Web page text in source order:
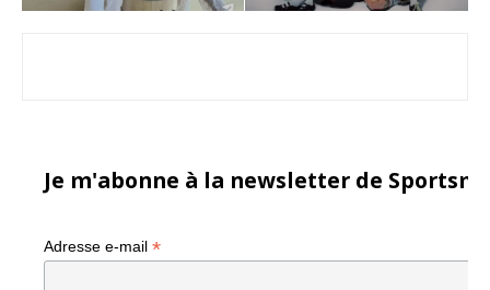
Je m'abonne à la newsletter de
Adresse e-mail *